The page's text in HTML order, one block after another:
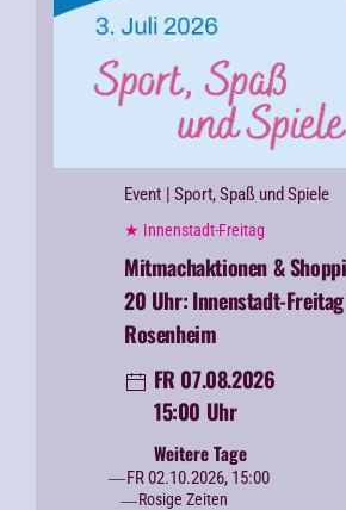
Event | Sport, Spaß und Spiele
★ Innenstadt-Freitag
Mitmachaktionen &
20 Uhr:Innenstadt-
Rosenheim
FR 07.08.2026
15:00 Uhr
Weitere Tage
FR 02.10.2026, 15:00
Rosige Zeiten